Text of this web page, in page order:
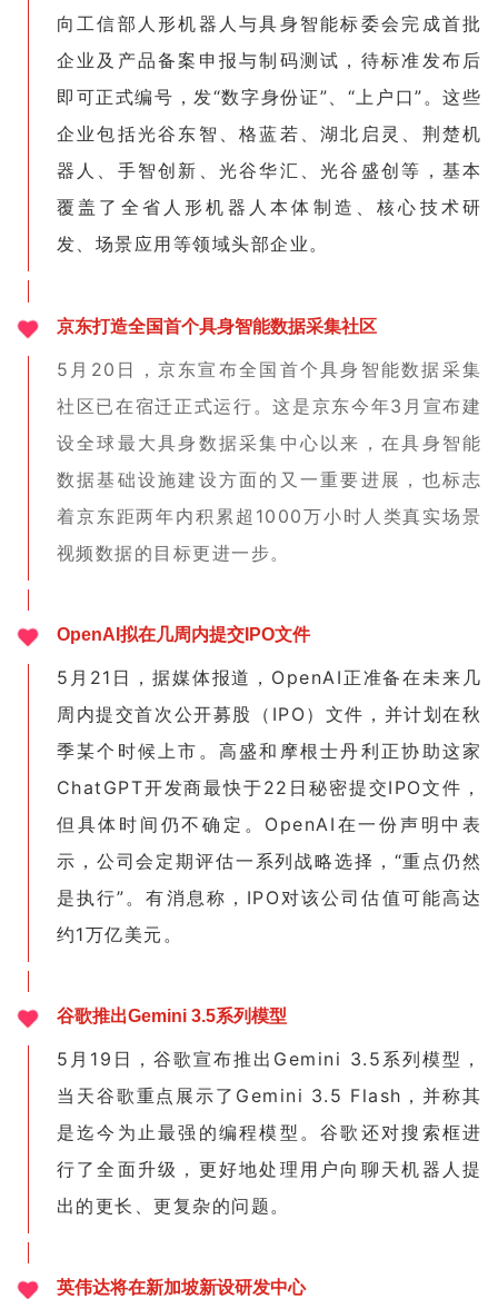
向工信部人形机器人与具身智能标委会完成首批
企业及产品备案申报与制码测试，待标准发布后
即可正式编号，发“数字身份证”、“上户口”。这些
企业包括光谷东智、格蓝若、湖北启灵、荆楚机
器人、手智创新、光谷华汇、光谷盛创等，基本
覆盖了全省人形机器人本体制造、核心技术研
发、场景应用等领域头部企业。
京东打造全国首个具身智能数据采集社区
5月20日，京东宣布全国首个具身智能数据采集
社区已在宿迁正式运行。这是京东今年3月宣布建
设全球最大具身数据采集中心以来，在具身智能
数据基础设施建设方面的又一重要进展，也标志
着京东距两年内积累超1000万小时人类真实场景
视频数据的目标更进一步。
OpenAI拟在几周内提交IPO文件
5月21日，据媒体报道，OpenAI正准备在未来几
周内提交首次公开募股（IPO）文件，并计划在秋
季某个时候上市。高盛和摩根士丹利正协助这家
ChatGPT开发商最快于22日秘密提交IPO文件，
但具体时间仍不确定。OpenAI在一份声明中表
示，公司会定期评估一系列战略选择，“重点仍然
是执行”。有消息称，IPO对该公司估值可能高达
约1万亿美元。
谷歌推出Gemini 3.5系列模型
5月19日，谷歌宣布推出Gemini 3.5系列模型，
当天谷歌重点展示了Gemini 3.5 Flash，并称其
是迄今为止最强的编程模型。谷歌还对搜索框进
行了全面升级，更好地处理用户向聊天机器人提
出的更长、更复杂的问题。
英伟达将在新加坡新设研发中心